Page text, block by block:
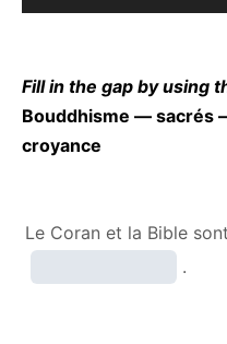
Player
Fill in the gap by using
Bouddhisme —
croyance
Le Coran et la Bible
.